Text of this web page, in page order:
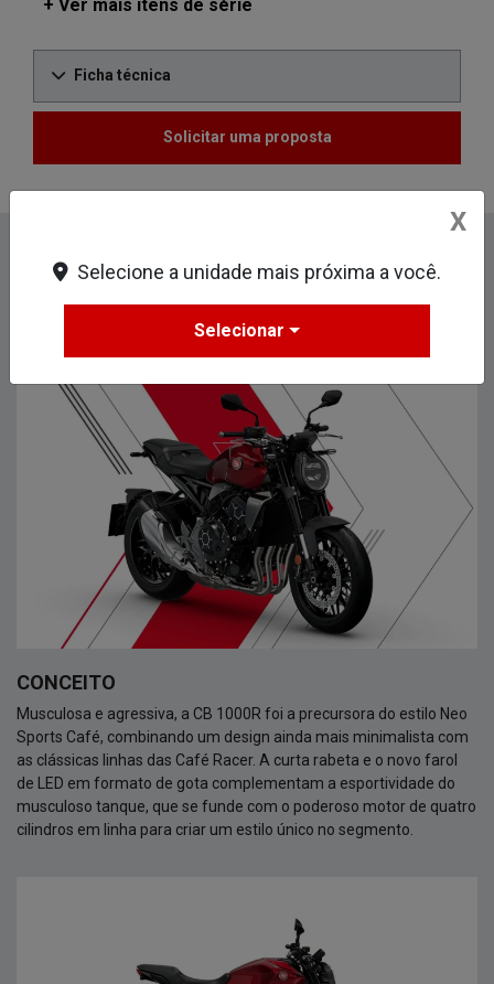
+ Ver mais itens de série
Ficha técnica
Solicitar uma proposta
Mecânica
CONCEITO
Musculosa e agressiva, a CB 1000R foi a precursora do estilo Neo
Sports Café, combinando um design ainda mais minimalista com
as clássicas linhas das Café Racer. A curta rabeta e o novo farol
de LED em formato de gota complementam a esportividade do
musculoso tanque, que se funde com o poderoso motor de quatro
cilindros em linha para criar um estilo único no segmento.
X
Selecione a unidade mais próxima a você.
Selecionar